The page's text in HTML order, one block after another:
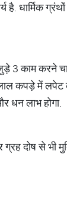
है. धार्मिक
काम करने
कपड़े में
धन लाभ होगा.
दोष से भी